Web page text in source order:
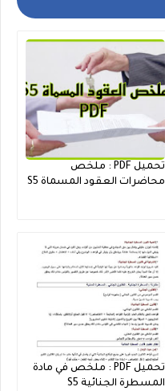
تحميل PDF : ملخص
محاضرات العقود المسماة S5
تحميل PDF : ملخص في مادة
المسطرة الجنائية S5